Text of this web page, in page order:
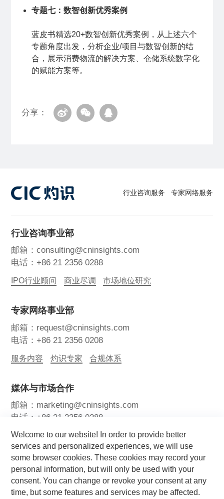
专题七：数智创新优秀案例
蓝皮书精选20+数智创新优秀案例，从上述六个
专题角度出发，分析企业/项目与数智创新的结
合，展示消费物流的解决方案、仓储系统数字化
的赋能方案等。
分享：
Welcome to our website! In order to provide better
services and personalized experiences, we will use
some browser cookies. These cookies may record your
personal information, but will only be used with your
consent. You can change or revoke your consent at any
time, but some features and services may be affected.
行业咨询服务 专家网络服务
行业咨询事业部
邮箱：consulting@cninsights.com
电话：+86 21 2356 0288
IPO行业顾问 商业尽调 市场地位研究
专家网络事业部
邮箱：request@cninsights.com
电话：+86 21 2356 0208
服务内容 灼识专家 合规体系
媒体与市场合作
邮箱：marketing@cninsights.com
电话：+86 21 2356 0288
灼耀峰会 报告洞察 新闻中心
关注我们